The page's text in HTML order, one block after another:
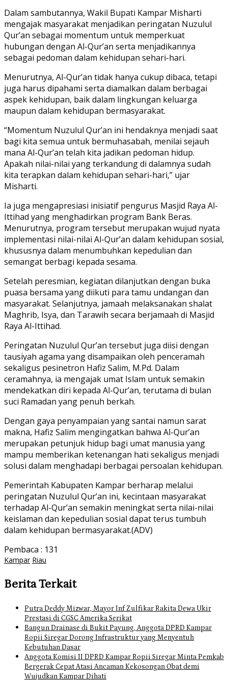
Dalam sambutannya, Wakil Bupati Kampar Misharti
mengajak masyarakat menjadikan peringatan Nuzulul
Qur’an sebagai momentum untuk memperkuat
hubungan dengan Al-Qur’an serta menjadikannya
sebagai pedoman dalam kehidupan sehari-hari.
Menurutnya, Al-Qur’an tidak hanya cukup dibaca, tetapi
juga harus dipahami serta diamalkan dalam berbagai
aspek kehidupan, baik dalam lingkungan keluarga
maupun dalam kehidupan bermasyarakat.
“Momentum Nuzulul Qur’an ini hendaknya menjadi saat
bagi kita semua untuk bermuhasabah, menilai sejauh
mana Al-Qur’an telah kita jadikan pedoman hidup.
Apakah nilai-nilai yang terkandung di dalamnya sudah
kita terapkan dalam kehidupan sehari-hari,” ujar
Misharti.
Ia juga mengapresiasi inisiatif pengurus Masjid Raya Al-
Ittihad yang menghadirkan program Bank Beras.
Menurutnya, program tersebut merupakan wujud nyata
implementasi nilai-nilai Al-Qur’an dalam kehidupan sosial,
khususnya dalam menumbuhkan kepedulian dan
semangat berbagi kepada sesama.
Setelah peresmian, kegiatan dilanjutkan dengan buka
puasa bersama yang diikuti para tamu undangan dan
masyarakat. Selanjutnya, jamaah melaksanakan shalat
Maghrib, Isya, dan Tarawih secara berjamaah di Masjid
Raya Al-Ittihad.
Peringatan Nuzulul Qur’an tersebut juga diisi dengan
tausiyah agama yang disampaikan oleh penceramah
sekaligus pesinetron Hafiz Salim, M.Pd. Dalam
ceramahnya, ia mengajak umat Islam untuk semakin
mendekatkan diri kepada Al-Qur’an, terutama di bulan
suci Ramadan yang penuh berkah.
Dengan gaya penyampaian yang santai namun sarat
makna, Hafiz Salim mengingatkan bahwa Al-Qur’an
merupakan petunjuk hidup bagi umat manusia yang
mampu memberikan ketenangan hati sekaligus menjadi
solusi dalam menghadapi berbagai persoalan kehidupan.
Pemerintah Kabupaten Kampar berharap melalui
peringatan Nuzulul Qur’an ini, kecintaan masyarakat
terhadap Al-Qur’an semakin meningkat serta nilai-nilai
keislaman dan kepedulian sosial dapat terus tumbuh
dalam kehidupan bermasyarakat.(ADV)
Pembaca : 131
Kampar Riau
Berita Terkait
Putra Deddy Mizwar, Mayor Inf Zulfikar Rakita Dewa Ukir
Prestasi di CGSC Amerika Serikat
Bangun Drainase di Bukit Payung, Anggota DPRD Kampar
Ropii Siregar Dorong Infrastruktur yang Menyentuh
Kebutuhan Dasar
Anggota Komisi II DPRD Kampar Ropii Siregar Minta Pemkab
Bergerak Cepat Atasi Ancaman Kekosongan Obat demi
Wujudkan Kampar Dihati